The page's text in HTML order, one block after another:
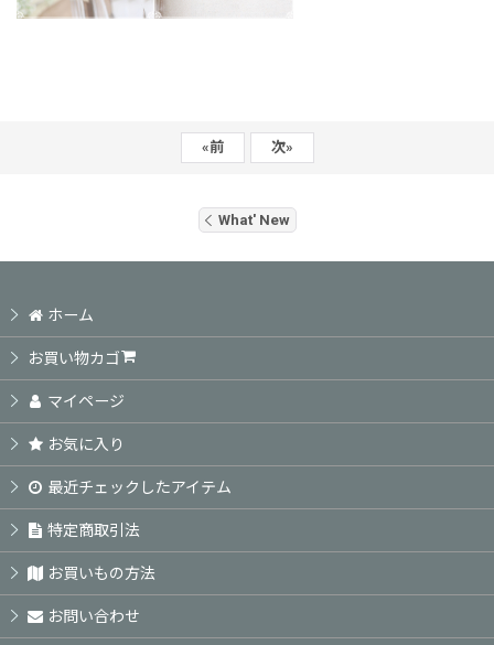
«前 次»
What' New
ホーム
お買い物カゴ
マイページ
お気に入り
最近チェックしたアイテム
特定商取引法
お買いもの方法
お問い合わせ